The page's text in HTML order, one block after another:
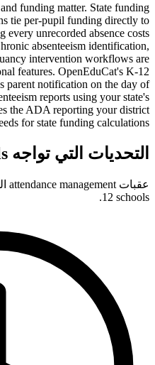
funding matter. State funding
tie per-pupil funding directly to
every unrecorded absence costs
absenteeism identification,
intervention workflows are
features. OpenEduCat's K-12
parent notification on the day of
reports using your state's
the ADA reporting your district
for state funding calculations.
التحديات التي تواجه K-12 Schools
12 schools.